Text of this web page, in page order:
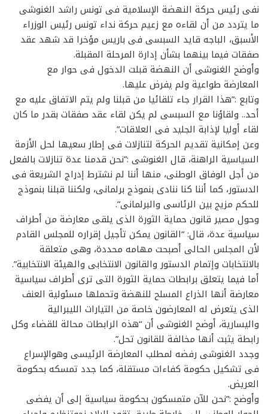
نفى رئيس حركة النهضة الإسلامية فى تونس راشد الغنوشى
ما يتردد من أن لقاءه مع زعيم حركة نداء تونس رئيس الوزراء
الأسبق، الباجه قايد السبسى فى باريس مؤخرا قد شهد عقد
صفقات فيما بينهما بشأن إدارة المرحلة المقبلة.
وأوضح الغنوشى أن النهضة قبلت الدخول فى حوار مع
المعارضة طواعية ولم يفرض عليها.
وتابع :”هذا القرار جاء تلقائيا من قبلنا ولم يتم الاتفاق عليه مع
أحد.. ولقاؤنا مع السبسى لم يكن لقاء عقد صفقات بقدر ما كان
لقاء أوليا لإذابة الجليد فى العلاقات”.
وعن إمكانية تقديم الحركة لتنازلات فى إطار سعيها لحل الأزمة
السياسية الراهنة، قال الغنوشى :”نحن قدمنا عدة تنازلات بالفعل
من أجل الوفاق الوطنى، منها أننا لم نشترط إدراج الشريعة فى
الدستور، كما أننا كنا ننادى بنموذج برلمانى، ولكننا قبلنا بنموذج
للحكم مزيج بين الرئاسى والبرلمانى”.
وحول مصير قانون حماية الثورة الذى يلقى معارضة من أطراف
سياسية عدة، قال: “القانون يمكن تأجيل إقراره للمجلس القادم
لأن المجلس الحالى أصبحت مهامه محددة، وهى متعلقة
بالانتخابات وإتمام الدستور والقانون الانتخابى والهيئة الانتخابية”.
أما فيما يتعلق برابطات حماية الثورة التى ترى أطراف سياسية
معارضة أنها الذراع المسلح للنهضة وتحملها مسئولية العنف
الذى يتعرض له المعارضون خاصة من التيارات الليبرالية
واليسارية، أوضح الغنوشى أن “هذه الرابطات محالة للقضاء وكل
رابطة يثبت أنها مخالفة للقانون تحل”.
وجدد الغنوشى رفضه لمطلب المعارضة الرئيسى وهوالإسراع
فى تشكيل حكومة كفاءات مستقلة، كما جدد تمسكه بحكومة
العريض.
وأوضح :”نحن للآن متمسكون بحكومة سياسية إلى أن يفضى